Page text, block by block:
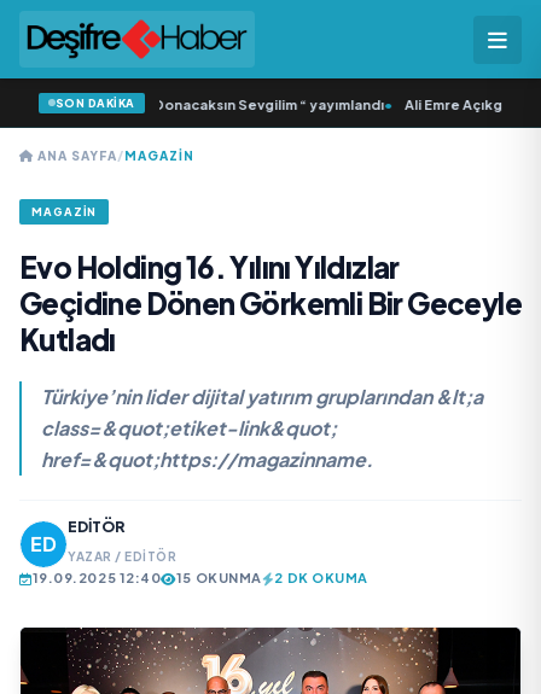
SON DAKİKA
‘dan İkinci Tekli “Donacaksın Sevgilim “ yayımlandı• Ali Emre Açıkgöz
ANA SAYFA/MAGAZIN
MAGAZIN
Evo Holding 16. Yılını Yıldızlar
Geçidine Dönen Görkemli Bir Geceyle
Kutladı
Türkiye’nin lider dijital yatırım gruplarından &lt;a
class=&quot;etiket-link&quot;
href=&quot;https://magazinname.
EDITÖR
YAZAR / EDITÖR
19.09.2025 12:40 15 OKUNMA 2 DK OKUMA